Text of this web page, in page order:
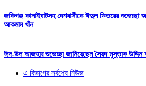
জকিগঞ্জ-কানাইঘাটসহ দেশবাসীকে ঈদুল ফিতরের শুভেচ্ছা
আকমাম খাঁন
ঈদ-উল আজহার শুভেচ্ছা জানিয়েছেন সৈয়দ মুস্তাক
এ বিভাগের সর্বশেষ নিউজ